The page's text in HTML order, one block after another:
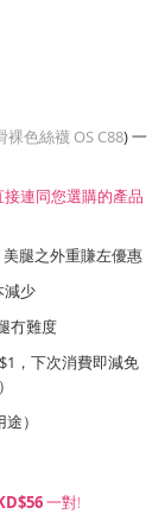
色絲襪 OS C88) 一
連同您選購的產品
腿之外重賺左優惠
減少
冇難度
，下次消費即減免
）
一對!